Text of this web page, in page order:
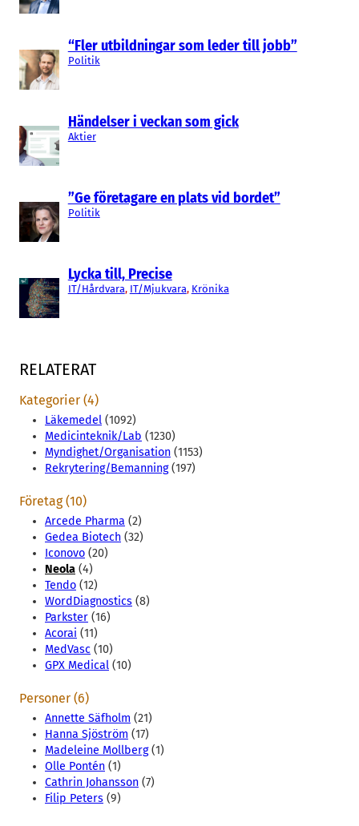
“Fler utbildningar som leder till jobb”
Politik
Händelser i veckan som gick
Aktier
”Ge företagare en plats vid bordet”
Politik
Lycka till, Precise
IT/Hårdvara, IT/Mjukvara, Krönika
RELATERAT
Kategorier (4)
Läkemedel (1092)
Medicinteknik/Lab (1230)
Myndighet/Organisation (1153)
Rekrytering/Bemanning(197)
Företag (10)
Arcede Pharma (2)
Gedea Biotech (32)
Iconovo (20)
Neola (4)
Tendo (12)
WordDiagnostics (8)
Parkster (16)
Acorai (11)
MedVasc (10)
GPX Medical (10)
Personer (6)
Annette Säfholm (21)
Hanna Sjöström (17)
Madeleine Mollberg(1)
Olle Pontén (1)
Cathrin Johansson (7)
Filip Peters (9)